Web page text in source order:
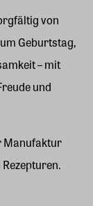
von
Geburtstag,
– mit
und
Manufaktur